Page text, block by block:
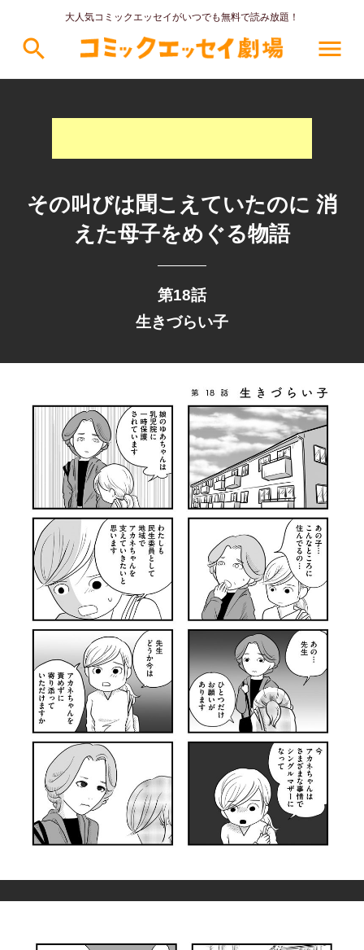
大人気コミックエッセイがいつでも無料で読み放題！
search menu
その叫びは聞こえていたのに 消
えた母子をめぐる物語
第18話
生きづらい子